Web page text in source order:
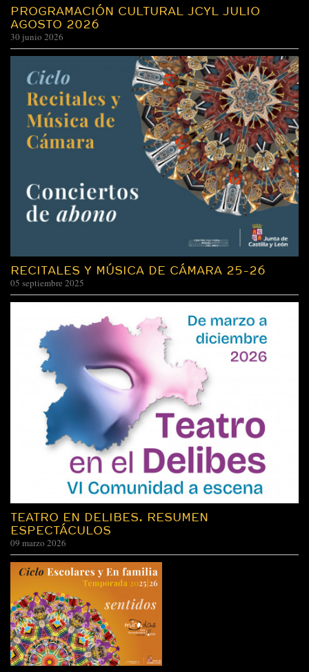
PROGRAMACIÓN CULTURAL JCYL JULIO
AGOSTO 2026
30 junio 2026
RECITALES Y MÚSICA DE CÁMARA 25-26
05 septiembre 2025
TEATRO EN DELIBES. RESUMEN
ESPECTÁCULOS
09 marzo 2026